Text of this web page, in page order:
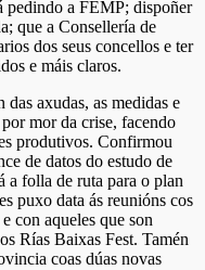
pedindo a FEMP; dispoñer
que a Consellería de
dos seus concellos e ter
e máis claros.
axudas, as medidas e
mor da crise, facendo
produtivos. Confirmou
de datos do estudo de
folla de ruta para o plan
puxo data ás reunións cos
con aqueles que son
Rías Baixas Fest. Tamén
coas dúas novas